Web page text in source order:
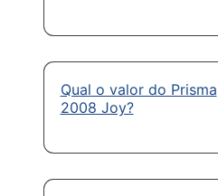
Qual o valor do Prisma
2008 Joy?